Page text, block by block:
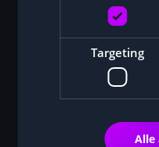
Targeting
Alle